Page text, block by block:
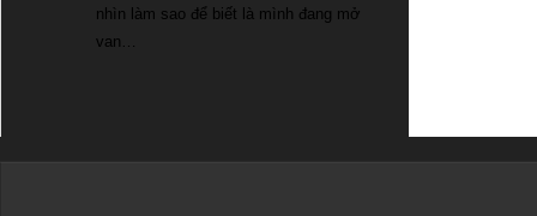
nhìn làm sao để biết là mình đang mở
van…